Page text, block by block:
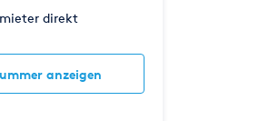
direkt
anzeigen